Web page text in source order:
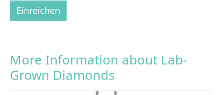
Einreichen
More Information about Lab-
Grown Diamonds